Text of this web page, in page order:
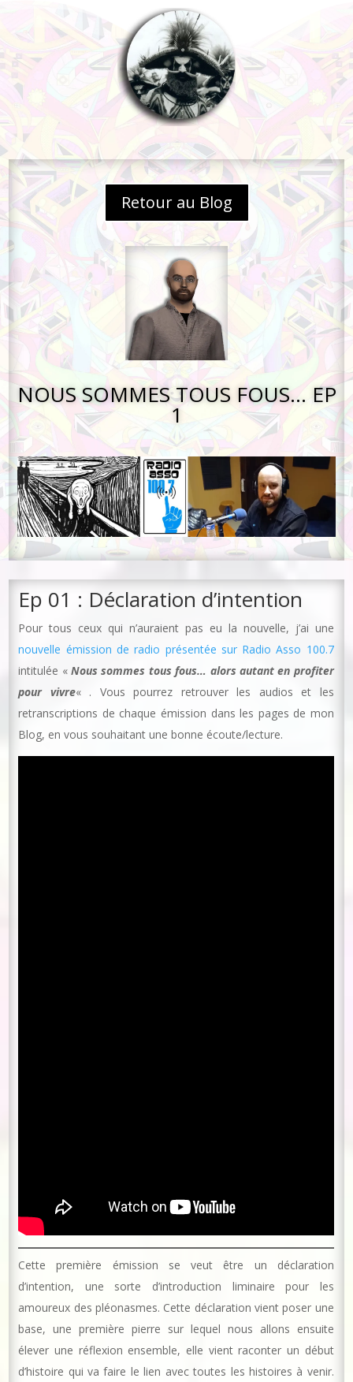
Retour au Blog
NOUS SOMMES TOUS FOUS… EP
1
Ep 01 : Déclaration d’intention
Pour tous ceux qui n’auraient pas eu la nouvelle, j’ai une
nouvelle émission de radio présentée sur Radio Asso 100.7
intitulée «Nous sommes tous fous… alors autant en profiter
pour vivre« . Vous pourrez retrouver les audios et les
retranscriptions de chaque émission dans les pages de mon
Blog, en vous souhaitant une bonne écoute/lecture.
Cette première émission se veut être un déclaration
d’intention, une sorte d’introduction liminaire pour les
amoureux des pléonasmes. Cette déclaration vient poser une
base, une première pierre sur lequel nous allons ensuite
élever une réflexion ensemble, elle vient raconter un début
d’histoire qui va faire le lien avec toutes les histoires à venir.